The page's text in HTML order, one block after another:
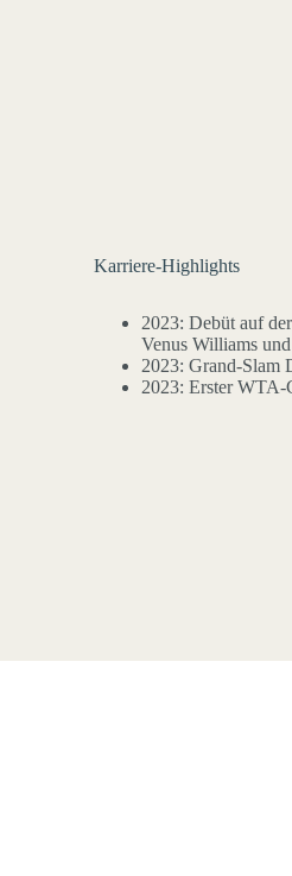
Karriere-Highlights
2023: Debüt auf
Venus Williams
2023: Grand-Slam
2023: Erster WTA-